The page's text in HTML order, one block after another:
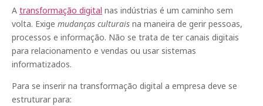
A transformação digital nas indústrias é um caminho sem
volta. Exige mudanças culturais na maneira de gerir pessoas,
processos e informação. Não se trata de ter canais digitais
para relacionamento e vendas ou usar sistemas
informatizados.
Para se inserir na transformação digital a empresa deve se
estruturar para: